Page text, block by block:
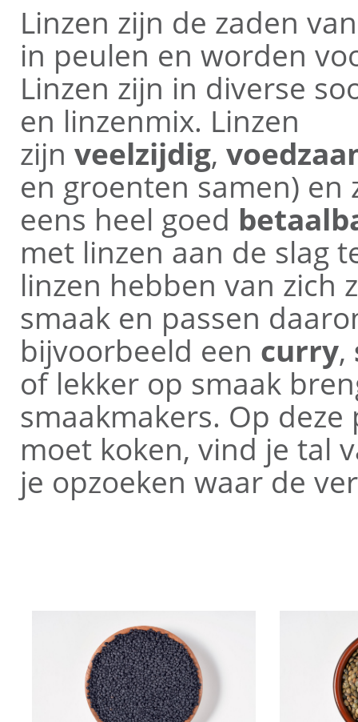
Linzen zijn de zaden
in peulen en worden
Linzen zijn in diverse
en linzenmix. Linzen
zijn veelzijdig,
en groenten samen) en
eens heel goed
met linzen aan de slag
linzen hebben van zich
smaak en passen
bijvoorbeeld een curry,
of lekker op smaak
smaakmakers. Op
moet koken, vind je tal
je opzoeken waar de